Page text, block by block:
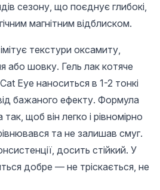
сезону, що поєднує глибокі,
магнітним відблиском.
текстури оксамиту,
або шовку. Гель лак котяче
Eye наноситься в 1-2 тонкі
бажаного ефекту. Формула
щоб він легко і рівномірно
та не залишав смуг.
досить стійкий. У
добре — не тріскається, не